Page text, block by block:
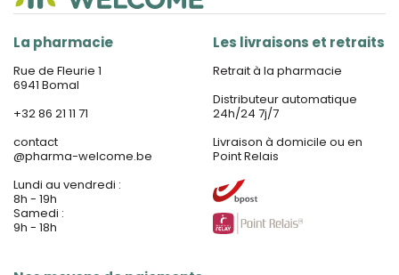
La pharmacie
Rue de Fleurie 1
6941 Bomal
+32 86 21 11 71
contact
@pharma-welcome.be
Lundi au vendredi :
8h - 19h
Samedi :
9h - 18h
Les livraisons et retraits
Retrait à la pharmacie
Distributeur automatique
24h/24 7j/7
Livraison à domicile ou en
Point Relais